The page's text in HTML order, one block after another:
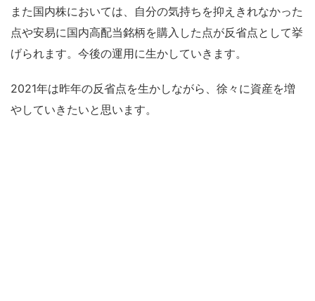
また国内株においては、自分の気持ちを抑えきれなかった
点や安易に国内高配当銘柄を購入した点が反省点として挙
げられます。今後の運用に生かしていきます。
2021年は昨年の反省点を生かしながら、徐々に資産を増
やしていきたいと思います。